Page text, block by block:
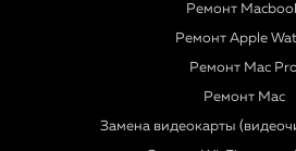
Ремонт
Ремонт Apple
Ремонт Mac Pro
Ремонт Mac
Замена видеокарты